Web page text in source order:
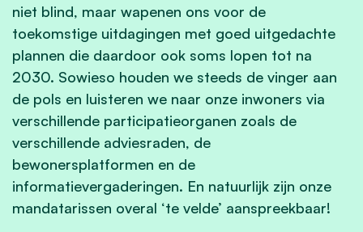
niet blind, maar wapenen ons voor de
toekomstige uitdagingen met goed uitgedachte
plannen die daardoor ook soms lopen tot na
2030. Sowieso houden we steeds de vinger aan
de pols en luisteren we naar onze inwoners via
verschillende participatieorganen zoals de
verschillende adviesraden, de
bewonersplatformen en de
informatievergaderingen. En natuurlijk zijn onze
mandatarissen overal ‘te velde’ aanspreekbaar!